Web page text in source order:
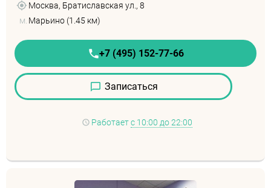
Москва, Братиславская ул., 8
м. Марьино (1.45 км)
+7 (495) 152-77-66
Записаться
Работаетс 10:00 до 22:00